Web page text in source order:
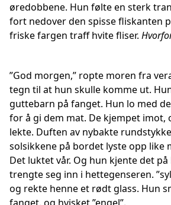
øredobbene. Hun følte en sterk
fort nedover den spisse fliskanten
friske fargen traff hvite fliser.
”God morgen,” ropte moren fra
tegn til at hun skulle komme ut.
guttebarn på fanget. Hun lo med
for å gi dem mat. De kjempet imot,
lekte. Duften av nybakte
solsikkene på bordet lyste opp like
Det luktet vår. Og hun kjente det
trengte seg inn i hettegenseren.
og rekte henne et rødt glass. Hun